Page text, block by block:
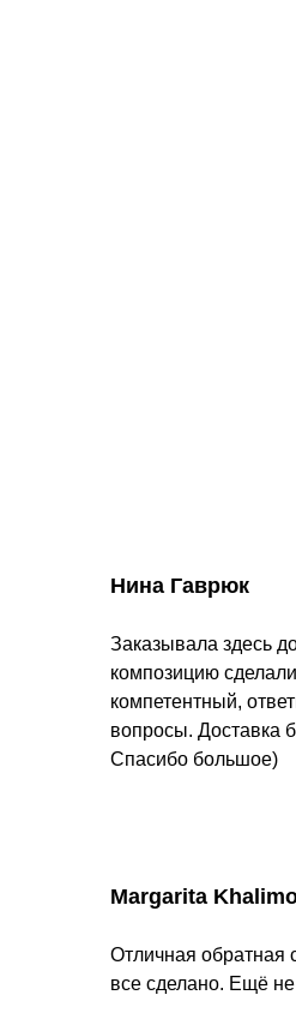
Нина Гаврюк
Заказывала здесь
композицию
компетентный,
вопросы. Доставка
Спасибо большое)
Margarita
Отличная обратная
все сделано. Ещё